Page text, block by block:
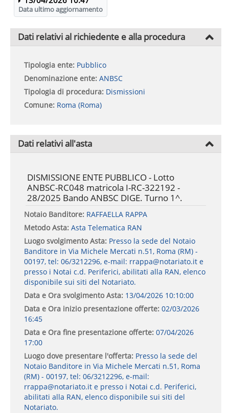
Data ultimo aggiornamento
Dati relativi al richiedente e alla procedura
Tipologia ente: Pubblico
Denominazione ente:ANBSC
Tipologia di procedura: Dismissioni
Comune: Roma (Roma)
Dati relativi all'asta
DISMISSIONE ENTE PUBBLICO - Lotto
ANBSC-RC048 matricola I-RC-322192 -
28/2025 Bando ANBSC DIGE. Turno 1^.
Notaio Banditore: RAFFAELLA RAPPA
Metodo Asta:Asta Telematica RAN
Luogo svolgimento Asta: Presso la sede del Notaio
Banditore in Via Michele Mercati n.51, Roma (RM) -
00197, tel: 06/3212296, e-mail: rrappa@notariato.it e
presso i Notai c.d. Periferici, abilitati alla RAN, elenco
disponibile sui siti del Notariato.
Data e Ora svolgimento Asta: 13/04/2026 10:10:00
Data e Ora inizio presentazione offerte:02/03/2026
16:45
Data e Ora fine presentazione offerte:07/04/2026
17:00
Luogo dove presentare l'offerta: Presso la sede del
Notaio Banditore in Via Michele Mercati n.51, Roma
(RM) - 00197, tel: 06/3212296, e-mail:
rrappa@notariato.it e presso i Notai c.d. Periferici,
abilitati alla RAN, elenco disponibile sui siti del
Notariato.